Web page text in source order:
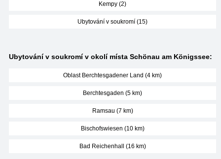
Kempy (2)
Ubytování v soukromí (15)
Ubytování v soukromí v okolí místa Schönau am Königssee:
Oblast Berchtesgadener Land (4 km)
Berchtesgaden (5 km)
Ramsau (7 km)
Bischofswiesen (10 km)
Bad Reichenhall (16 km)